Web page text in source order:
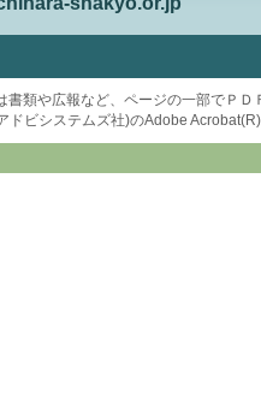
書類や広報など、ページの一部でＰ
ドビシステムズ社)のAdobe